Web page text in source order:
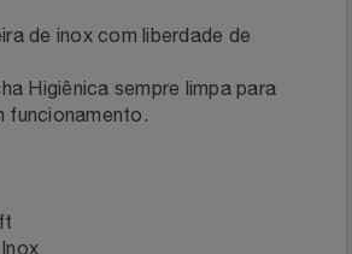
de inox com liberdade de
Higiênica sempre limpa para
funcionamento.